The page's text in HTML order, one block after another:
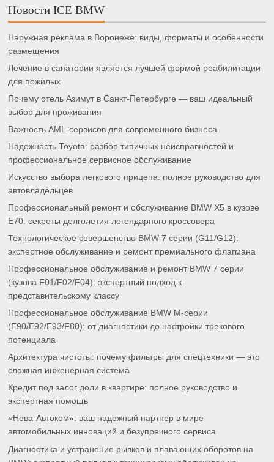
Новости ICE BMW
Наружная реклама в Воронеже: виды, форматы и особенности
размещения
Лечение в санатории является лучшей формой реабилитации
для пожилых
Почему отель Азимут в Санкт-Петербурге — ваш идеальный
выбор для проживания
Важность AML-сервисов для современного бизнеса
Надежность Toyota: разбор типичных неисправностей и
профессиональное сервисное обслуживание
Искусство выбора легкового прицепа: полное руководство для
автовладельцев
Профессиональный ремонт и обслуживание BMW X5 в кузове
E70: секреты долголетия легендарного кроссовера
Технологическое совершенство BMW 7 серии (G11/G12):
экспертное обслуживание и ремонт премиального флагмана
Профессиональное обслуживание и ремонт BMW 7 серии
(кузова F01/F02/F04): экспертный подход к
представительскому классу
Профессиональное обслуживание BMW M-серии
(E90/E92/E93/F80): от диагностики до настройки трекового
потенциала
Архитектура чистоты: почему фильтры для спецтехники — это
сложная инженерная система
Кредит под залог доли в квартире: полное руководство и
экспертная помощь
«Нева-Автоком»: ваш надежный партнер в мире
автомобильных инноваций и безупречного сервиса
Диагностика и устранение рывков и плавающих оборотов на